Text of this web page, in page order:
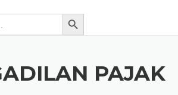
Search Button
PAJAK